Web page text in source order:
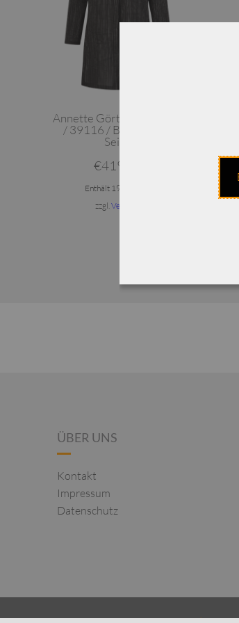
Annette Görtz Bluse Cecil
/ 39116 / Baumwolle-
Seide
€419,00
Enthält 19% MwSt.
zzgl.Versand
ÜBER UNS
Kontakt
Impressum
Datenschutz